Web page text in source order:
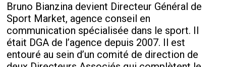
Bruno Bianzina devient Directeur Général de
Sport Market, agence conseil en
communication spécialisée dans le sport. Il
était DGA de l’agence depuis 2007. Il est
entouré au sein d’un comité de direction de